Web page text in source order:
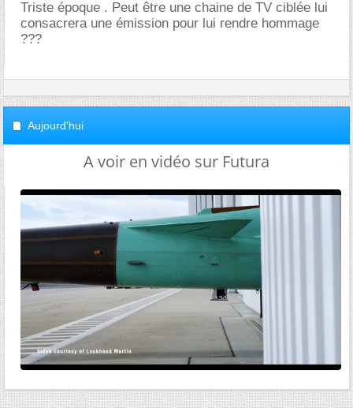
Triste époque . Peut être une chaine de TV ciblée lui
consacrera une émission pour lui rendre hommage
???
Aujourd'hui
A voir en vidéo sur Futura